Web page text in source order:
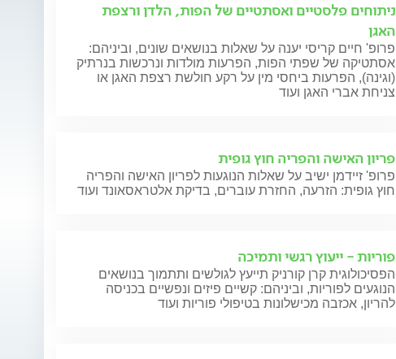
ניתוחים פלסטיים ואסתטיים של הפות, הלדן ורצפת
האגן
פרופ' חיים קריסי יענה על שאלות בנושאים שונים, וביניהם:
אסתטיקה של שפתי הפות, הפרעות מולדות ונרכשות בנרתיק
(וגינה), הפרעות ביחסי מין על רקע חולשת רצפת האגן או
צניחת אברי האגן ועוד
פריון האישה והפריה חוץ גופית
פרופ' זיידמן ישיב על שאלות הנוגעות לפריון האישה והפריה
חוץ גופית: הזרעה, החזרת עוברים, בדיקת אלטראסאונד ועוד
פוריות - ייעוץ רגשי ותמיכה
הפסיכולוגית קרן קורניק תייעץ לגולשים ותתמוך בנושאים
הנוגעים לפוריות, וביניהם: קשיים פיזים ונפשיים בכניסה
להריון, אכזבה מכישלונות בטיפולי פוריות ועוד